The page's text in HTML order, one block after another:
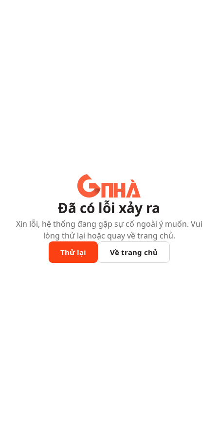
Đã có lỗi xảy ra
Xin lỗi, hệ thống đang gặp sự cố ngoài ý muốn. Vui
lòng thử lại hoặc quay về trang chủ.
Thử lại Về trang chủ